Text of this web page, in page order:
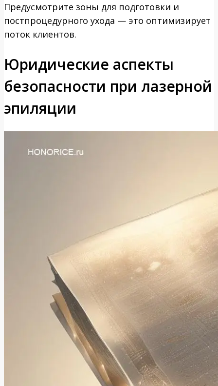
Предусмотрите зоны для подготовки и
постпроцедурного ухода — это оптимизирует
поток клиентов.
Юридические аспекты
безопасности при лазерной
эпиляции